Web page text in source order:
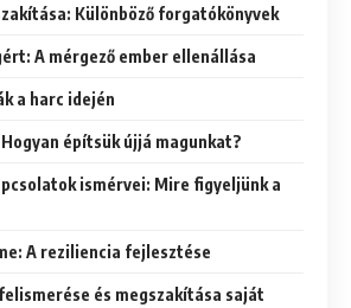
Különböző forgatókönyvek
A mérgező ember ellenállása
a harc idején
építsük újjá magunkat?
ismérvei: Mire figyeljünk a
A reziliencia fejlesztése
és megszakítása saját